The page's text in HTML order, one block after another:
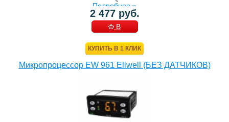
Подробнее »
2 477 руб.
В
КУПИТЬ В 1 КЛИК
Микропроцессор EW 961 Eliwell (БЕЗ ДАТЧИКОВ)